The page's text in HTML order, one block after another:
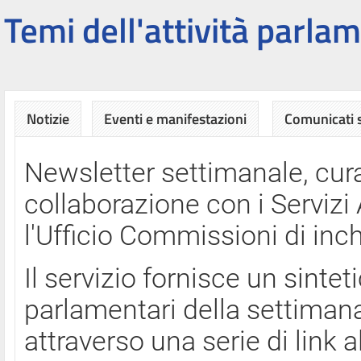
Temi dell'attività
Notizie Eventi e manifestazioni Comunicati
Newsletter settimanale,
collaborazione con i
l'Ufficio Commissioni di
Il servizio fornisce un
parlamentari della
attraverso una serie di link